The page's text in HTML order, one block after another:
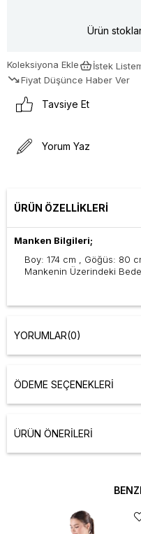
Ürün
Koleksiyona Ekle İstek
Fiyat Düşünce Haber Ver
Tavsiye Et
Yorum Yaz
ÜRÜN ÖZELLIKLERI
Manken Bilgileri;
Boy: 174 cm , Göğüs: 80
Mankenin Üzerindeki
YORUMLAR(0)
ÖDEME SEÇENEKLERI
ÜRÜN ÖNERILERI